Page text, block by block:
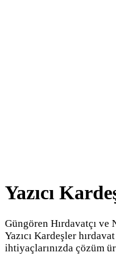
Yazıcı
Güngören Hırdavatçı ve
Yazıcı Kardeşler
ihtiyaçlarınızda çözüm